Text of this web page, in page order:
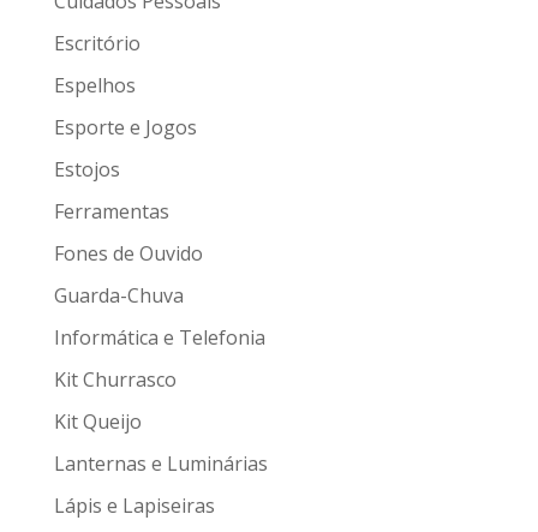
Escritório
Espelhos
Esporte e Jogos
Estojos
Ferramentas
Fones de Ouvido
Guarda-Chuva
Informática e Telefonia
Kit Churrasco
Kit Queijo
Lanternas e Luminárias
Lápis e Lapiseiras